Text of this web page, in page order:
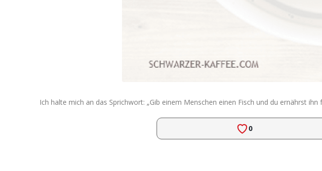
Ich halte mich an das Sprichwort: „Gib einem Menschen einen Fisch und du ernährst
0